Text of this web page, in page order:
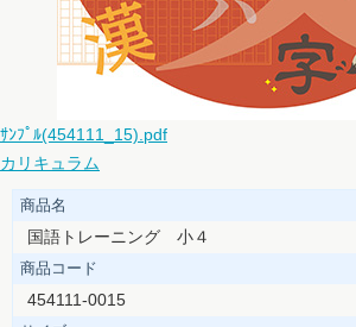
ｻﾝﾌﾟﾙ(454111_15).pdf
カリキュラム
商品名
国語トレーニング 小４
商品コード
454111-0015